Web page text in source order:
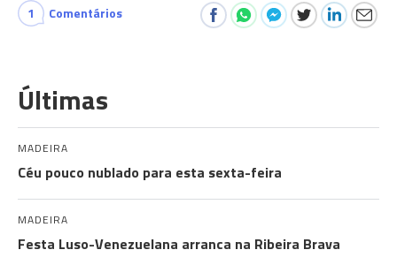
1 Comentários
Últimas
MADEIRA
Céu pouco nublado para esta sexta-feira
MADEIRA
Festa Luso-Venezuelana arranca na Ribeira Brava